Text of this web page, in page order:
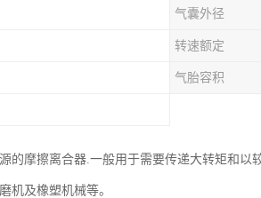
气囊外径
转速额定
气胎容积
的摩擦离合器.一般用于需要传递大转矩和以
机及橡塑机械等。